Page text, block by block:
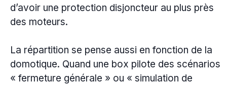
d’avoir une protection disjoncteur au plus près
des moteurs.
La répartition se pense aussi en fonction de la
domotique. Quand une box pilote des scénarios
« fermeture générale » ou « simulation de